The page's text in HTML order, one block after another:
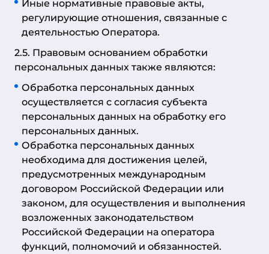
Иные нормативные правовые акты,
регулирующие отношения, связанные с
деятельностью Оператора.
2.5. Правовым основанием обработки
персональных данных также являются:
Обработка персональных данных
осуществляется с согласия субъекта
персональных данных на обработку его
персональных данных.
Обработка персональных данных
необходима для достижения целей,
предусмотренных международным
договором Российской Федерации или
законом, для осуществления и выполнения
возложенных законодательством
Российской Федерации на оператора
функций, полномочий и обязанностей.